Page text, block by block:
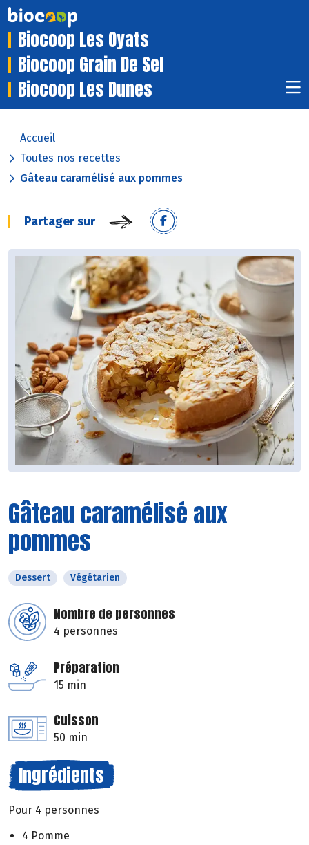
Biocoop Les Oyats
Biocoop Grain De Sel
Biocoop Les Dunes
Accueil
Toutes nos recettes
Gâteau caramélisé aux pommes
Partager sur
Gâteau caramélisé aux
pommes
Dessert Végétarien
Nombre de personnes
4 personnes
Préparation
15 min
Cuisson
50 min
Ingrédients
Pour 4 personnes
4 Pomme